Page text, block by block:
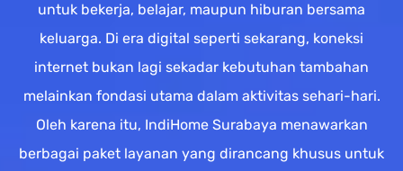
untuk bekerja, belajar, maupun hiburan bersama
keluarga. Di era digital seperti sekarang, koneksi
internet bukan lagi sekadar kebutuhan tambahan
melainkan fondasi utama dalam aktivitas sehari-hari.
Oleh karena itu, IndiHome Surabaya menawarkan
berbagai paket layanan yang dirancang khusus untuk